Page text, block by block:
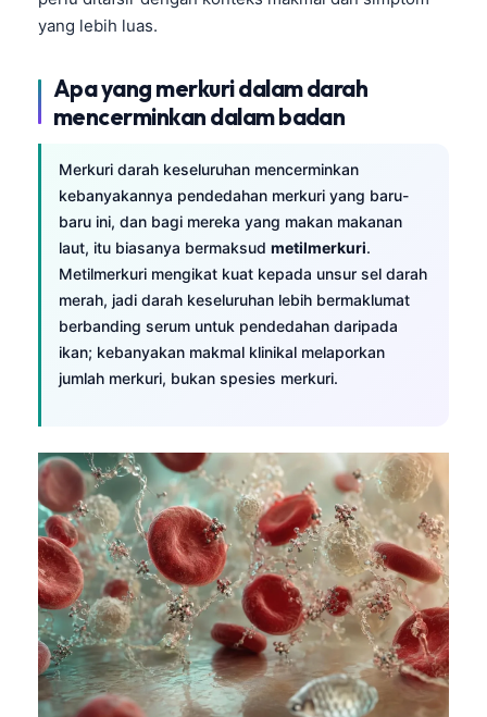
yang lebih luas.
Apa yang merkuri dalam darah
mencerminkan dalam badan
Merkuri darah keseluruhan mencerminkan
kebanyakannya pendedahan merkuri yang baru-
baru ini, dan bagi mereka yang makan makanan
laut, itu biasanya bermaksud metilmerkuri.
Metilmerkuri mengikat kuat kepada unsur sel darah
merah, jadi darah keseluruhan lebih bermaklumat
berbanding serum untuk pendedahan daripada
ikan; kebanyakan makmal klinikal melaporkan
jumlah merkuri, bukan spesies merkuri.